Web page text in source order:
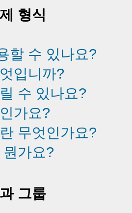
형식
할 수 있나요?
입니까?
수 있나요?
가요?
무엇인가요?
가요?
그룹